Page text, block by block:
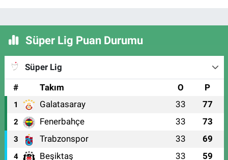
Süper Lig Puan Durumu
Süper Lig
#
Takım O P
1 Galatasaray 33 77
2 Fenerbahçe 33 73
3 Trabzonspor 33 69
4 Beşiktaş 33 59